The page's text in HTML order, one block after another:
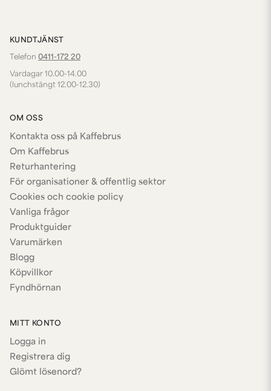
KUNDTJÄNST
Telefon 0411-172 20
Vardagar 10.00-14.00
(lunchstängt 12.00-12.30)
OM OSS
Kontakta oss på Kaffebrus
Om Kaffebrus
Returhantering
För organisationer & offentlig sektor
Cookies och cookie policy
Vanliga frågor
Produktguider
Varumärken
Blogg
Köpvillkor
Fyndhörnan
MITT KONTO
Logga in
Registrera dig
Glömt lösenord?